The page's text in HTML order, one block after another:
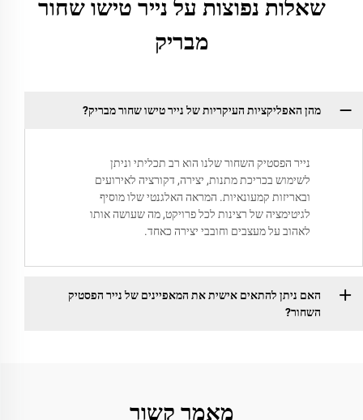
שאלות נפוצות על נייר טישו שחור
מבריק
מהן האפליקציות העיקריות של נייר טישו שחור מבריק?
נייר הפסטיק השחור שלנו הוא רב תכליתי וניתן
לשימוש בכריכת מתנות, יצירה, דקורציה לאירועים
ובאריזות קמעונאיות. המראה האלגנטי שלו מוסיף
לגיטימציה של רצינות לכל פרויקט, מה שעושה אותו
לאהוב על מעצבים וחובבי יצירה כאחד.
האם ניתן להתאים אישית את המאפיינים של נייר הפסטיק
השחור?
מאמר קשור